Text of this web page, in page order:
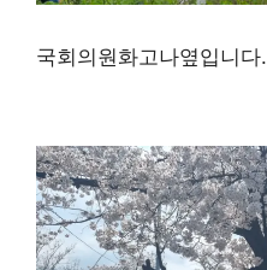
국회의원화고나옆입니다.